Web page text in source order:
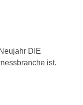
DIE
ist.